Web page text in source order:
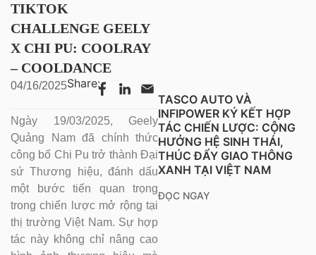
TIKTOK
CHALLENGE GEELY
X CHI PU: COOLRAY
– COOLDANCE
04/16/2025Share:
Ngày 19/03/2025, Geely
Quảng Nam đã chính thức
công bố Chi Pu trở thành Đại
sứ Thương hiệu, đánh dấu
một bước tiến quan trọng
trong chiến lược mở rộng tại
thị trường Việt Nam. Sự hợp
tác này không chỉ nâng cao
TASCO AUTO VÀ
INFIPOWER KÝ KẾT HỢP
TÁC CHIẾN LƯỢC: CỘNG
HƯỞNG HỆ SINH THÁI,
THÚC ĐẨY GIAO THÔNG
XANH TẠI VIỆT NAM
ĐỌC NGAY